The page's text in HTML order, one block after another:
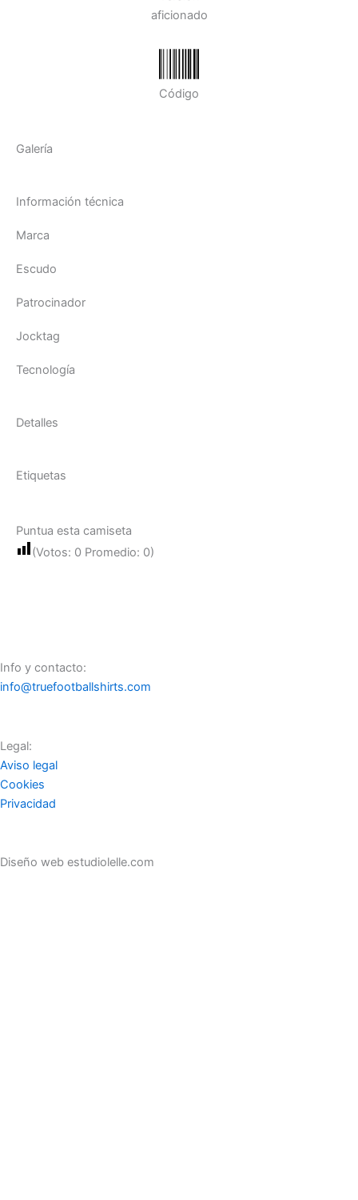
aficionado
Código
Galería
Información técnica
Marca
Escudo
Patrocinador
Jocktag
Tecnología
Detalles
Etiquetas
Puntua esta camiseta
(Votos: 0 Promedio: 0)
Info y contacto:
info@truefootballshirts.com
Legal:
Aviso legal
Cookies
Privacidad
Diseño web estudiolelle.com